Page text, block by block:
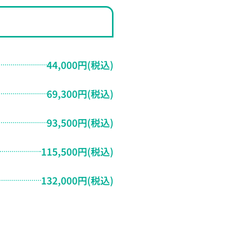
44,000円(税込)
69,300円(税込)
93,500円(税込)
115,500円(税込)
132,000円(税込)